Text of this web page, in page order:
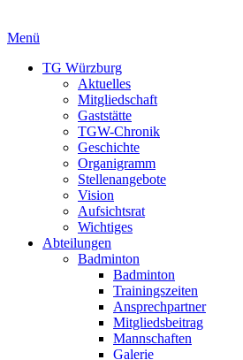
Menü
TG Würzburg
Aktuelles
Mitgliedschaft
Gaststätte
TGW-Chronik
Geschichte
Organigramm
Stellenangebote
Vision
Aufsichtsrat
Wichtiges
Abteilungen
Badminton
Badminton
Trainingszeiten
Ansprechpartner
Mitgliedsbeitrag
Mannschaften
Galerie